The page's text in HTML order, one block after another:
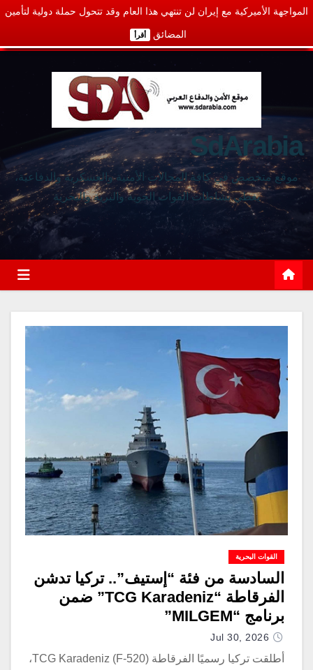
المواجهة الأميركية مع إيران لن تنتهي هذا العام وقد تتحول حملة دولية لتأمين
المضائق أقرأ
SdArabia
موقع متخصص في كافة المجالات الأمنية والعسكرية والدفاعية،
يغطي نشاطات القوات الجوية والبرية والبحرية
القوات البحرية
السادسة من فئة “إستيف”.. تركيا تدشن
الفرقاطة “TCG Karadeniz” ضمن
برنامج “MILGEM”
Jul 30, 2026
أطلقت تركيا رسميًا الفرقاطة TCG Karadeniz (F-520)،